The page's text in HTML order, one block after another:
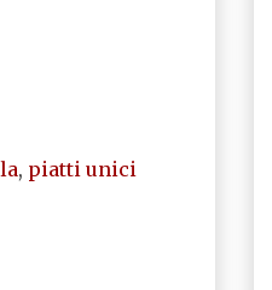
, piatti unici